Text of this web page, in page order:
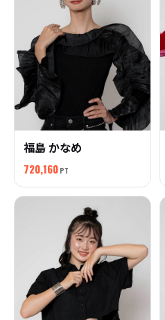
福島 かなめ
720,160 PT